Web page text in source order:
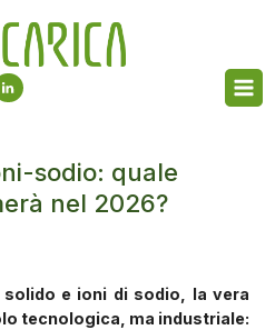
sodio: quale
nel 2026?
e ioni di sodio, la vera
tecnologica, ma industriale: